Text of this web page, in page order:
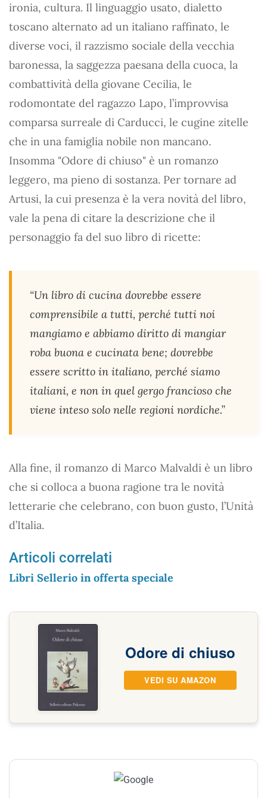
ironia, cultura. Il linguaggio usato, dialetto
toscano alternato ad un italiano raffinato, le
diverse voci, il razzismo sociale della vecchia
baronessa, la saggezza paesana della cuoca, la
combattività della giovane Cecilia, le
rodomontate del ragazzo Lapo, l’improvvisa
comparsa surreale di Carducci, le cugine zitelle
che in una famiglia nobile non mancano.
Insomma "Odore di chiuso" è un romanzo
leggero, ma pieno di sostanza. Per tornare ad
Artusi, la cui presenza è la vera novità del libro,
vale la pena di citare la descrizione che il
personaggio fa del suo libro di ricette:
“Un libro di cucina dovrebbe essere
comprensibile a tutti, perché tutti noi
mangiamo e abbiamo diritto di mangiar
roba buona e cucinata bene; dovrebbe
essere scritto in italiano, perché siamo
italiani, e non in quel gergo francioso che
viene inteso solo nelle regioni nordiche.”
Alla fine, il romanzo di Marco Malvaldi è un libro
che si colloca a buona ragione tra le novità
letterarie che celebrano, con buon gusto, l’Unità
d’Italia.
Articoli correlati
Libri Sellerio in offerta speciale
Odore di chiuso
VEDI SU AMAZON